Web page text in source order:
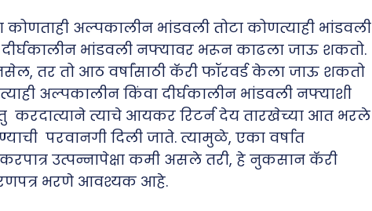
कोणताही अल्पकालीन भांडवली तोटा कोणत्याही भांडवली
भांडवली नफ्यावर भरून काढला जाऊ शकतो.
तर तो आठ वर्षांसाठी कॅरी फॉरवर्ड केला जाऊ शकतो
अल्पकालीन किंवा दीर्घकालीन भांडवली नफ्याशी
करदात्याने त्याचे आयकर रिटर्न देय तारखेच्या आत भरले
परवानगी दिली जाते. त्यामुळे, एका वर्षात
उत्पन्नापेक्षा कमी असले तरी, हे नुकसान कॅरी
भरणे आवश्यक आहे.